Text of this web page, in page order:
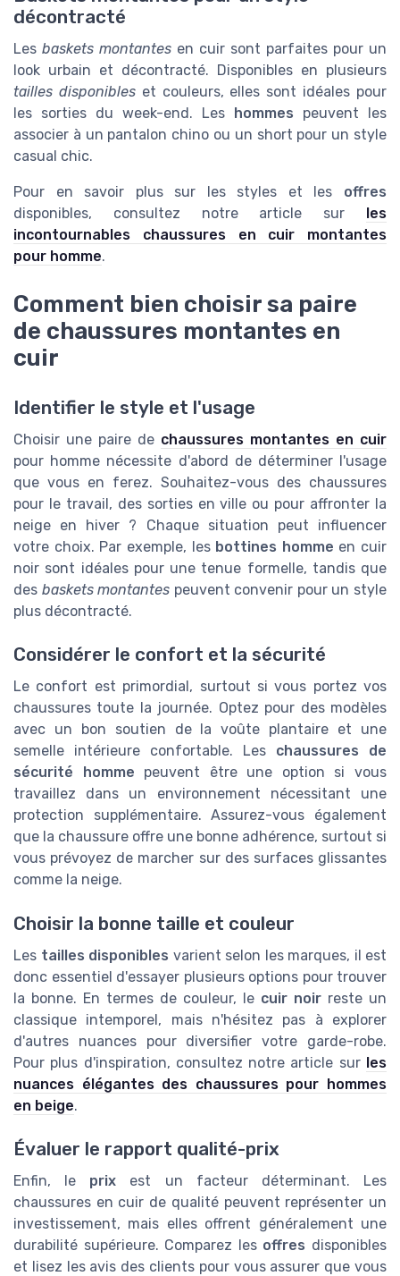
décontracté
Les baskets montantes en cuir sont parfaites pour un
look urbain et décontracté. Disponibles en plusieurs
tailles disponibleset couleurs, elles sont idéales pour
les sorties du week-end. Les hommes peuvent les
associer à un pantalon chino ou un short pour un style
casual chic.
Pour en savoir plus sur les styles et les offres
disponibles, consultez notre article sur les
incontournables chaussures en cuir montantes
pour homme.
Comment bien choisir sa paire
de chaussures montantes en
cuir
Identifier le style et l'usage
Choisir une paire de chaussures montantes en cuir
pour homme nécessite d'abord de déterminer l'usage
que vous en ferez. Souhaitez-vous des chaussures
pour le travail, des sorties en ville ou pour affronter la
neige en hiver ? Chaque situation peut influencer
votre choix. Par exemple, les bottines homme en cuir
noir sont idéales pour une tenue formelle, tandis que
des baskets montantes peuvent convenir pour un style
plus décontracté.
Considérer le confort et la sécurité
Le confort est primordial, surtout si vous portez vos
chaussures toute la journée. Optez pour des modèles
avec un bon soutien de la voûte plantaire et une
semelle intérieure confortable. Les chaussures de
sécurité homme peuvent être une option si vous
travaillez dans un environnement nécessitant une
protection supplémentaire. Assurez-vous également
que la chaussure offre une bonne adhérence, surtout si
vous prévoyez de marcher sur des surfaces glissantes
comme la neige.
Choisir la bonne taille et couleur
Les tailles disponibles varient selon les marques, il est
donc essentiel d'essayer plusieurs options pour trouver
la bonne. En termes de couleur, le cuir noir reste un
classique intemporel, mais n'hésitez pas à explorer
d'autres nuances pour diversifier votre garde-robe.
Pour plus d'inspiration, consultez notre article sur les
nuances élégantes des chaussures pour hommes
en beige.
Évaluer le rapport qualité-prix
Enfin, le prix est un facteur déterminant. Les
chaussures en cuir de qualité peuvent représenter un
investissement, mais elles offrent généralement une
durabilité supérieure. Comparez les offres disponibles
et lisez les avis des clients pour vous assurer que vous